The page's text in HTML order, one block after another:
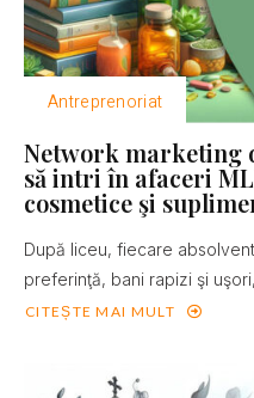
Antreprenoriat
Network marketing
să intri în afaceri
cosmetice şi
După liceu, fiecare
preferinţă, bani rapizi şi
CITEȘTE MAI MULT